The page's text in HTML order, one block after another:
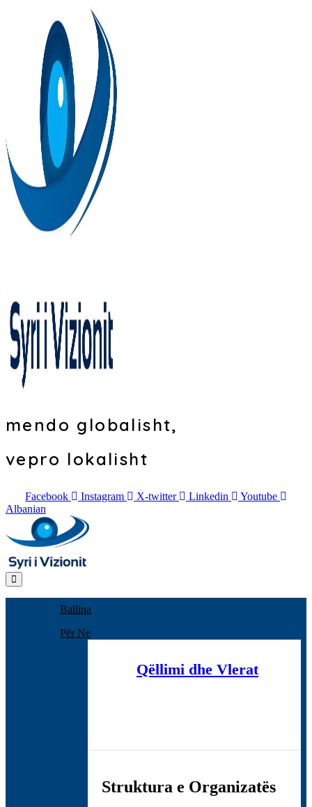
mendo globalisht,
vepro lokalisht
Facebook Instagram X-twitter Linkedin
Youtube
Albanian
Ballina
Për Ne
Qëllimi dhe Vlerat
Struktura e Organizatës